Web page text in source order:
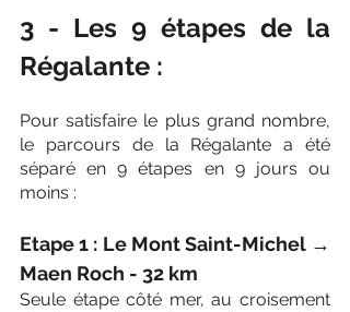
3 - Les 9 étapes de la
Régalante :
Pour satisfaire le plus grand nombre,
le parcours de la Régalante a été
séparé en 9 étapes en 9 jours ou
moins :
Etape 1 : Le Mont Saint-Michel →
Maen Roch - 32 km
Seule étape côté mer, au croisement